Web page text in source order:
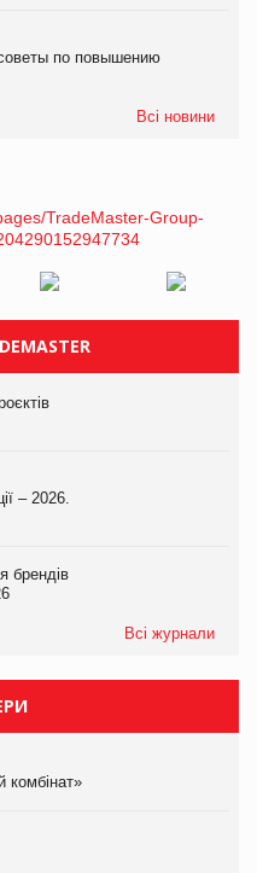
по повышению
Всі новини
– 2026.
брендів
Всі журнали
комбінат»